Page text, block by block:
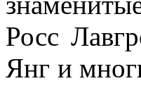
Росс
Янг и